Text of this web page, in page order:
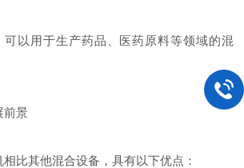
以用于生产药品、医药原料等领域的混
景
其他混合设备，具有以下优点：